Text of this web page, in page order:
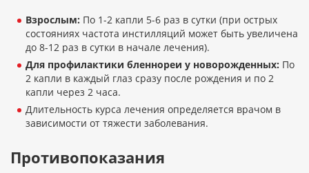
Взрослым: По 1-2 капли 5-6 раз в сутки (при острых
состояниях частота инстилляций может быть увеличена
до 8-12 раз в сутки в начале лечения).
Для профилактики бленнореи у новорожденных: По
2 капли в каждый глаз сразу после рождения и по 2
капли через 2 часа.
Длительность курса лечения определяется врачом в
зависимости от тяжести заболевания.
Противопоказания